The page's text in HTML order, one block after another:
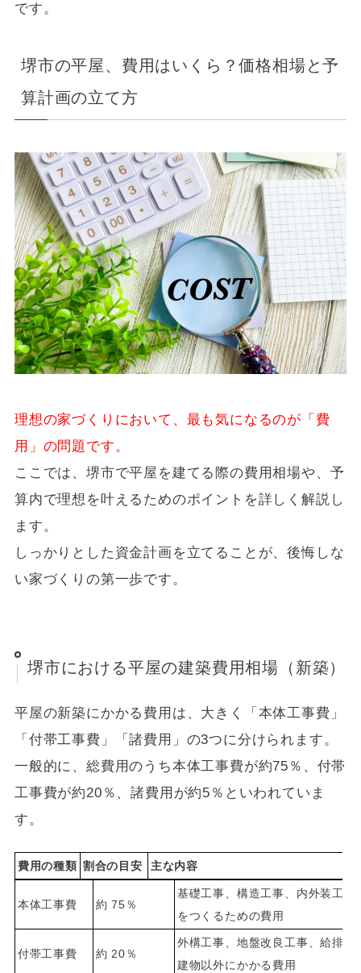
です。
堺市の平屋、費用はいくら？価格相場と予
算計画の立て方
理想の家づくりにおいて、最も気になるのが「費
用」の問題です。
ここでは、堺市で平屋を建てる際の費用相場や、予
算内で理想を叶えるためのポイントを詳しく解説し
ます。
しっかりとした資金計画を立てることが、後悔しな
い家づくりの第一歩です。
堺市における平屋の建築費用相場（新築）
平屋の新築にかかる費用は、大きく「本体工事費」
「付帯工事費」「諸費用」の3つに分けられます。
一般的に、総費用のうち本体工事費が約75％、付帯
工事費が約20％、諸費用が約5％といわれていま
す。
費用の種類 割合の目安 主な内容
本体工事費 約 75％
基礎工事、構造工事、内外装工
をつくるための費用
付帯工事費 約 20％
外構工事、地盤改良工事、給排
建物以外にかかる費用